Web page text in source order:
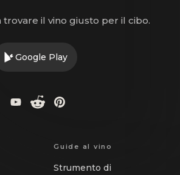
trovare il vino giusto per il cibo.
Google Play
Guide al vino
Strumento di